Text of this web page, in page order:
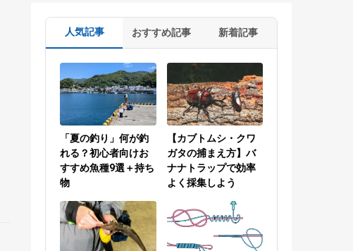
人気記事 おすすめ記事 新着記事
「夏の釣り」何が釣
れる？初心者向けお
すすめ魚種9選＋持ち
物
【カブトムシ・クワ
ガタの捕まえ方】バ
ナナトラップで効率
よく採集しよう